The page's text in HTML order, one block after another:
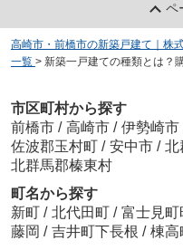
ペ
高崎市・前橋市の新築戸建て｜株
一覧 > 新築一戸建ての種類とは？
市区町村から探す
前橋市 / 高崎市 / 伊勢崎市
佐波郡玉村町 / 安中市 / 北
北群馬郡榛東村
町名から探す
新町 / 北代田町 / 富士見町
藤岡 / 吉井町下長根 / 棟高